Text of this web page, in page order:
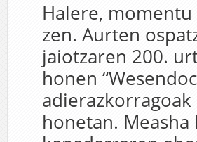
Halere,
zen. Aurten
jaiotzaren 200.
honen
honetan.